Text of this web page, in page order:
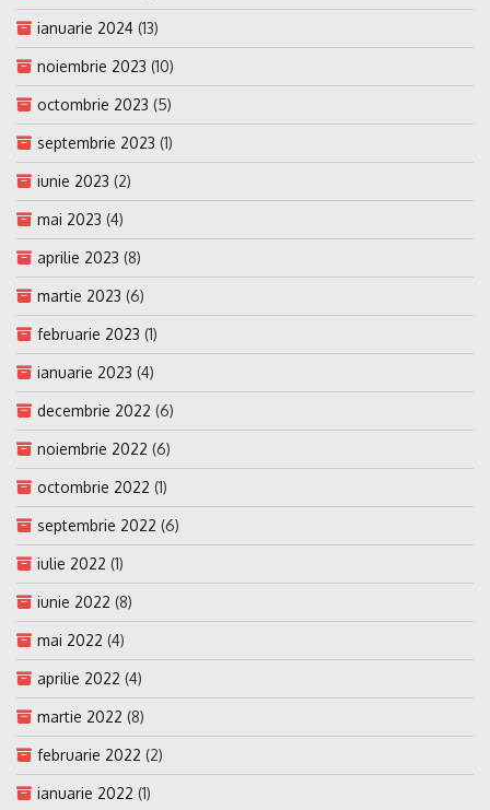
ianuarie 2024 (13)
noiembrie 2023 (10)
octombrie 2023 (5)
septembrie 2023 (1)
iunie 2023 (2)
mai 2023 (4)
aprilie 2023 (8)
martie 2023 (6)
februarie 2023 (1)
ianuarie 2023 (4)
decembrie 2022 (6)
noiembrie 2022 (6)
octombrie 2022 (1)
septembrie 2022 (6)
iulie 2022 (1)
iunie 2022 (8)
mai 2022 (4)
aprilie 2022 (4)
martie 2022 (8)
februarie 2022 (2)
ianuarie 2022 (1)